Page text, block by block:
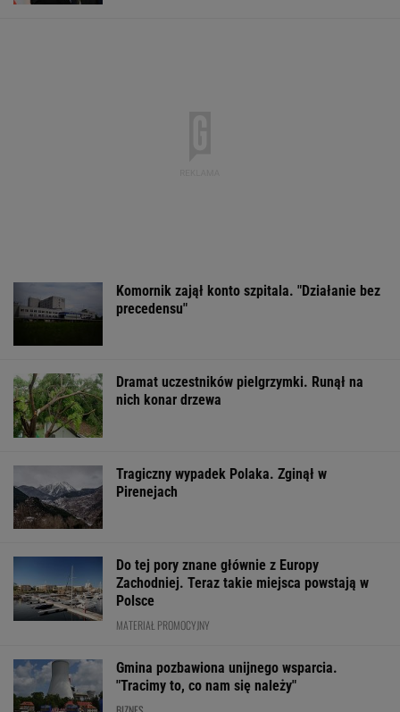
Komornik zajął konto szpitala. "Działanie bez
precedensu"
Dramat uczestników pielgrzymki. Runął na
nich konar drzewa
Tragiczny wypadek Polaka. Zginął w
Pirenejach
Do tej pory znane głównie z Europy
Zachodniej. Teraz takie miejsca powstają w
Polsce
MATERIAŁ PROMOCYJNY
Gmina pozbawiona unijnego wsparcia.
"Tracimy to, co nam się należy"